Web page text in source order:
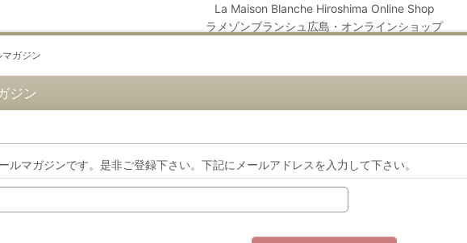
La Maison Blanche Hiroshima Online Shop
ラメゾンブランシュ広島・オンラインショップ
マガジン
ジン
ルマガジンです。是非ご登録下さい。下記にメールアドレスを入力して下さい。